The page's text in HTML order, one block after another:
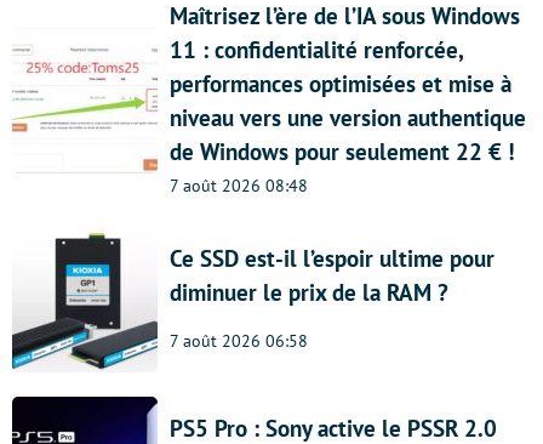
Maîtrisez l’ère de l’IA sous Windows
11 : confidentialité renforcée,
performances optimisées et mise à
niveau vers une version authentique
de Windows pour seulement 22 € !
7 août 2026 08:48
Ce SSD est-il l’espoir ultime pour
diminuer le prix de la RAM ?
7 août 2026 06:58
PS5 Pro : Sony active le PSSR 2.0